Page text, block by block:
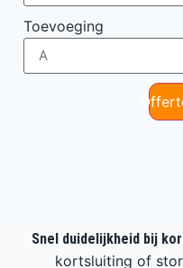
Toevoeging
Snel duidelijkheid bij
kortsluiting of